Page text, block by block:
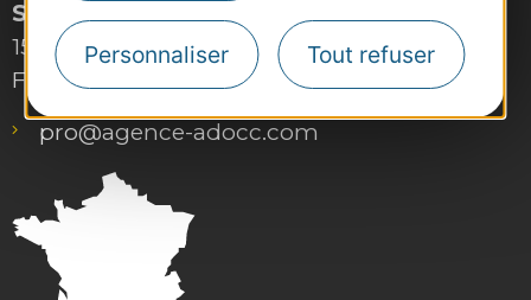
Personnaliser Tout refuser
Site de Toulouse
15, rue Rivals – CS 78543
F-31685 Toulouse Cedex 6
pro@agence-adocc.com